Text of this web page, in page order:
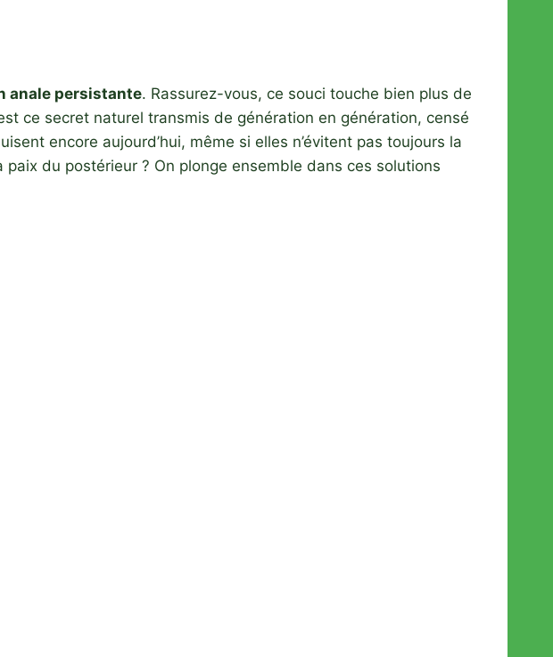
anale persistante. Rassurez-vous, ce souci touche bien plus de
ce secret naturel transmis de génération en génération, censé
encore aujourd’hui, même si elles n’évitent pas toujours la
du postérieur ? On plonge ensemble dans ces solutions